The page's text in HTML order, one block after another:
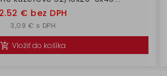
Cena
2.52 € bez DPH
3,09 € s DPH
 Vložiť do košíka